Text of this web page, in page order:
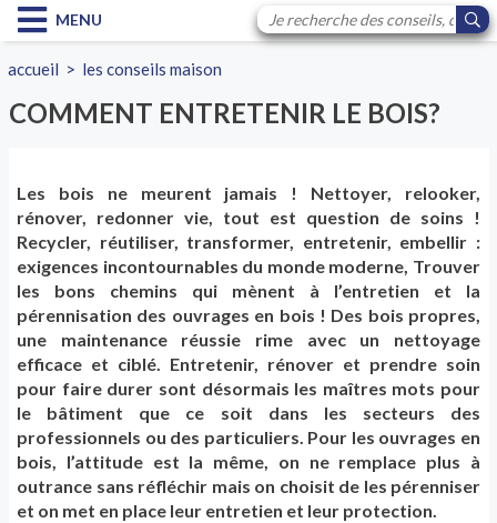
MENU
accueil > les conseils maison
COMMENT ENTRETENIR LE BOIS?
Les bois ne meurent jamais ! Nettoyer, relooker,
rénover, redonner vie, tout est question de soins !
Recycler, réutiliser, transformer, entretenir, embellir :
exigences incontournables du monde moderne, Trouver
les bons chemins qui mènent à l’entretien et la
pérennisation des ouvrages en bois ! Des bois propres,
une maintenance réussie rime avec un nettoyage
efficace et ciblé. Entretenir, rénover et prendre soin
pour faire durer sont désormais les maîtres mots pour
le bâtiment que ce soit dans les secteurs des
professionnels ou des particuliers. Pour les ouvrages en
bois, l’attitude est la même, on ne remplace plus à
outrance sans réfléchir mais on choisit de les pérenniser
et on met en place leur entretien et leur protection.